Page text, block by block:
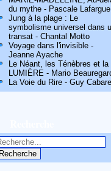
du mythe - Pascale Lafargue
Jung à la plage : Le
symbolisme universel dans
transat - Chantal Motto
Voyage dans l'invisible -
Jeanne Ayache
Le Néant, les Ténèbres et la
LUMIÈRE - Mario
La Voie du Rire - Guy